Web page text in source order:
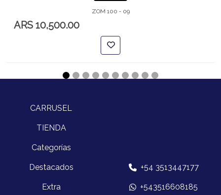
ZOM 100 - 09
ARS 10,500.00
CARRUSEL
TIENDA
Categorías
Destacados
Extra
+54 3513447177
+543516608185